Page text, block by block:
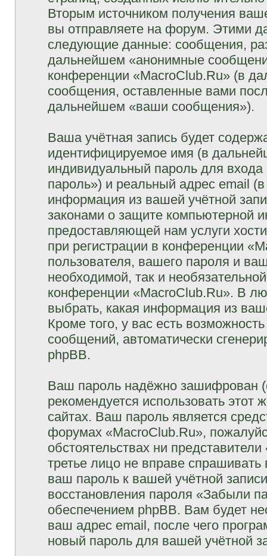
Вторым источником получения
вы отправляете на форум. Этими
следующие данные: сообщения,
дальнейшем «анонимные
конференции «MacroClub.Ru» (в
сообщения, оставленные вами
дальнейшем «ваши сообщения»).
Ваша учётная запись будет
идентифицируемое имя (в
индивидуальный пароль для
пароль») и реальный адрес email
информация из вашей учётной
законами о защите компьютерной
предоставляющей нам услуги
при регистрации в конференции
пользователя, вашего пароля и
необходимой, так и
конференции «MacroClub.Ru». В
выбрать, какая информация из
Кроме того, у вас есть
сообщений, автоматически
phpBB.
Ваш пароль надёжно зашифрован
рекомендуется использовать этот
сайтах. Ваш пароль является
форумах «MacroClub.Ru»,
обстоятельствах ни
третье лицо не вправе
ваш пароль к вашей учётной
восстановления пароля «Забыли
обеспечением phpBB. Вам будет
ваш адрес email, после чего
новый пароль для вашей учётной